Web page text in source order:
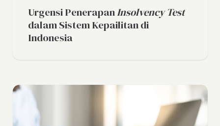
Urgensi PenerapanInsolvency Test
dalam Sistem Kepailitan di
Indonesia